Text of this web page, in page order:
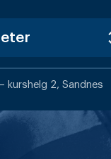
kurshelg 2, Sandnes